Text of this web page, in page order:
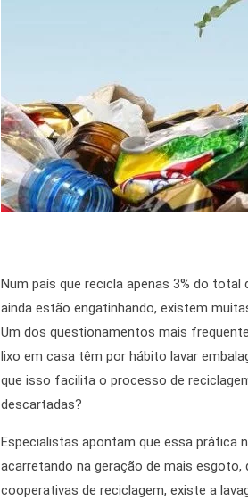
Num país que recicla apenas 3% do
ainda estão engatinhando, existem
Um dos questionamentos mais
lixo em casa têm por hábito lavar
que isso facilita o processo de
descartadas?
Especialistas apontam que essa prática
acarretando na geração de mais
cooperativas de reciclagem, existe a